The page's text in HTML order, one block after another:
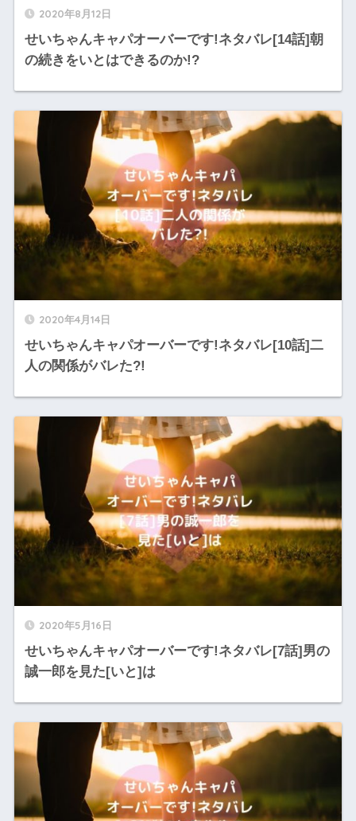
2020年8月12日
せいちゃんキャパオーバーです!ネタバレ[14話]朝
の続きをいとはできるのか!?
2020年4月14日
せいちゃんキャパオーバーです!ネタバレ[10話]二
人の関係がバレた?!
2020年5月16日
せいちゃんキャパオーバーです!ネタバレ[7話]男の
誠一郎を見た[いと]は